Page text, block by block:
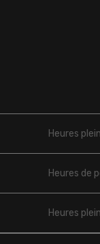
Heures
Heures de
Heures